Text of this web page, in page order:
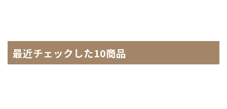
最近チェックした10商品